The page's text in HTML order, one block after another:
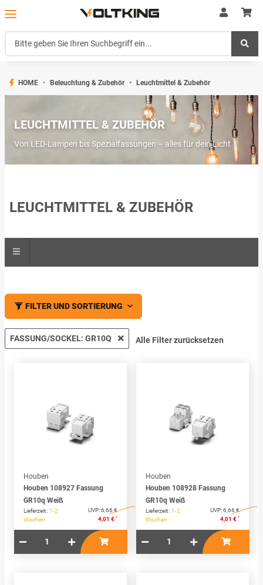
HOME Beleuchtung & Zubehör Leuchtmittel & Zubehör
LEUCHTMITTEL & ZUBEHÖR
Von LED-Lampen bis Spezialfassungen – alles für dein Licht
LEUCHTMITTEL & ZUBEHÖR
FILTER UND SORTIERUNG
FASSUNG/SOCKEL: GR10Q Alle Filter zurücksetzen
Houben
Houben 108927 Fassung
GR10q Weiß
Lieferzeit :1-2
Wochen
UVP:6,66 €
4,01 € *
Houben
Houben 108928 Fassung
GR10q Weiß
Lieferzeit :1-2
Wochen
UVP:6,66 €
4,01 € *